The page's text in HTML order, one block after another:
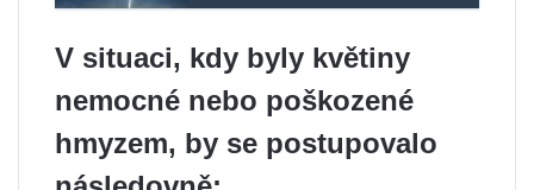
V situaci, kdy byly květiny
nemocné nebo poškozené
hmyzem, by se postupovalo